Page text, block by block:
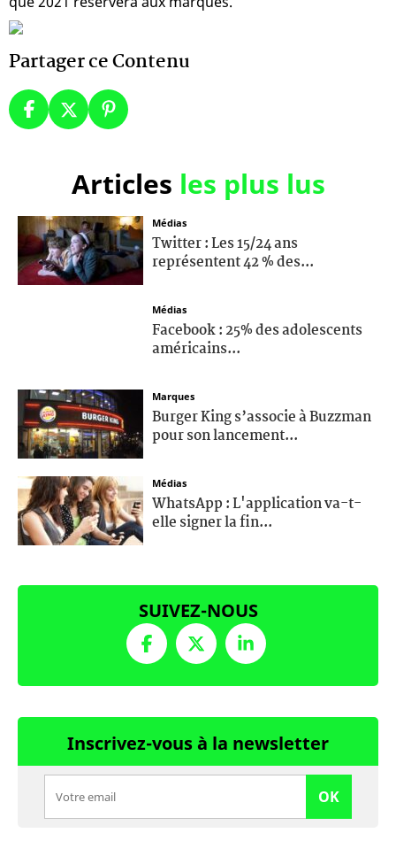
Partager ce Contenu
Articles les plus lus
Médias
Twitter : Les 15/24 ans
représentent 42 % des...
Médias
Facebook : 25% des adolescents
américains...
Marques
Burger King s’associe à Buzzman
pour son lancement...
Médias
WhatsApp : L'application va-t-
elle signer la fin...
SUIVEZ-NOUS
Inscrivez-vous à la newsletter
OK